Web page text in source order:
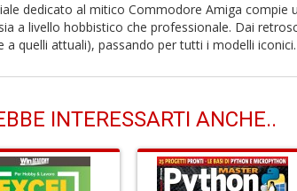
dedicato al mitico Commodore Amiga
a livello hobbistico che professionale. Dai
a quelli attuali), passando per tutti i modelli
INTERESSARTI ANCHE..